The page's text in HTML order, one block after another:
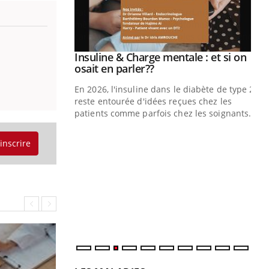
de la
Youtube
Insuline & Charge mentale : et si on
osait en parler??Youtube
En 2026, l'insuline dans le diabète de type 2
reste entourée d'idées reçues chez les
patients comme parfois chez les soignants.